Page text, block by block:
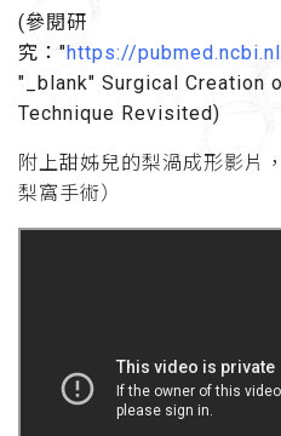
(參閱研
究："https://
"_blank" Surgical Creation
Technique Revisited)
附上甜姊兒的梨渦成形影片
梨窩手術）